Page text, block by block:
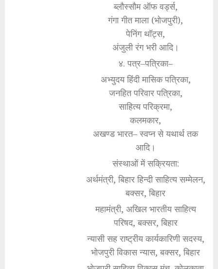
ब्लौस्सौम ऑफ वर्ड्स,
गंगा गीत माला (भोजपुरी),
पेनिंग थॉट्स,
अंजुली रंग भरी आदि।
४. पत्र–पत्रिका–
अभ्युदय हिंदी मासिक पत्रिका,
जनहित परिवार पत्रिका,
साहित्य परिक्रमा,
कलमकार,
अखण्ड भारत– स्वप्न से यथार्थ तक
आदि।
संस्थाओं में सक्रियता:
अर्थमंत्री, बिहार हिन्दी साहित्य सम्मेलन,
बक्सर, बिहार
महामंत्री, अखिल भारतीय साहित्य
परिषद, बक्सर, बिहार
न्यासी सह राष्ट्रीय कार्यकारिणी सदस्य,
भोजपुरी विकास न्यास, बक्सर, बिहार